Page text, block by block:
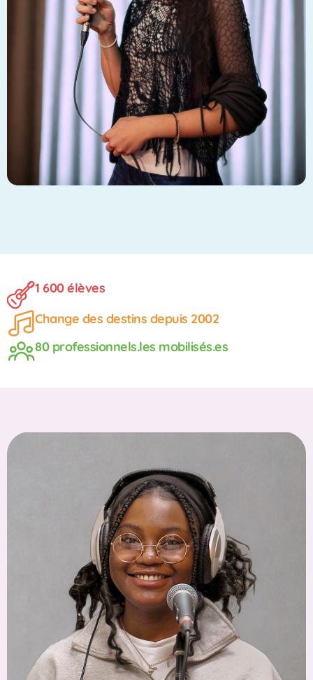
1 600 élèves
Change des destins depuis 2002
80 professionnels.les mobilisés.es